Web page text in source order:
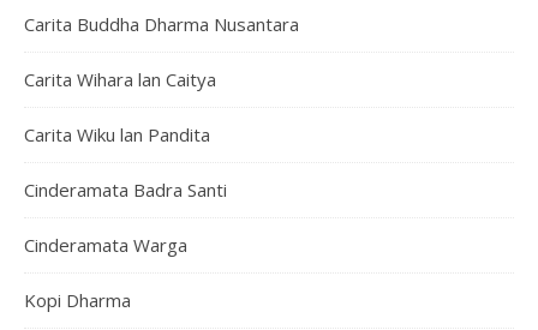
Carita Buddha Dharma Nusantara
Carita Wihara lan Caitya
Carita Wiku lan Pandita
Cinderamata Badra Santi
Cinderamata Warga
Kopi Dharma